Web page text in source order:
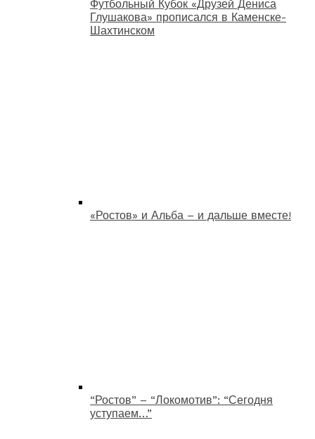
Футбольный Кубок «Друзей Дениса
Глушакова» прописался в Каменске-
Шахтинском
«Ростов» и Альба – и дальше вместе!
“Ростов” – “Локомотив”: “Сегодня
уступаем…”